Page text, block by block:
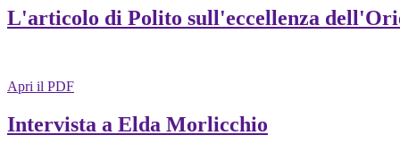
L'articolo di Polito sull'eccellenza
Apri il PDF
Intervista a Elda Morlicchio